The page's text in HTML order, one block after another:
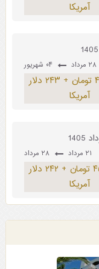
آمریکا
۲۸ مرداد
۴۲٫۰۰۰٫۰۰۰ تومان + ۲۴۳ دلار
آمریکا
۲۱ مرداد ۲۸ مرداد
۴۵٫۰۰۰٫۰۰۰ تومان + ۲۴۲ دلار
آمریکا